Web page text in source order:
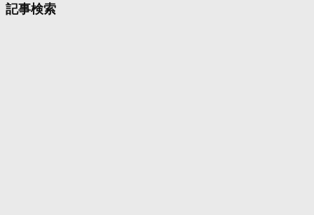
カ
記事検索